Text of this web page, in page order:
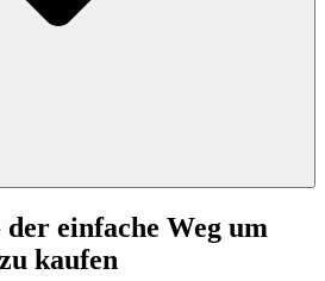
einfache Weg um
kaufen